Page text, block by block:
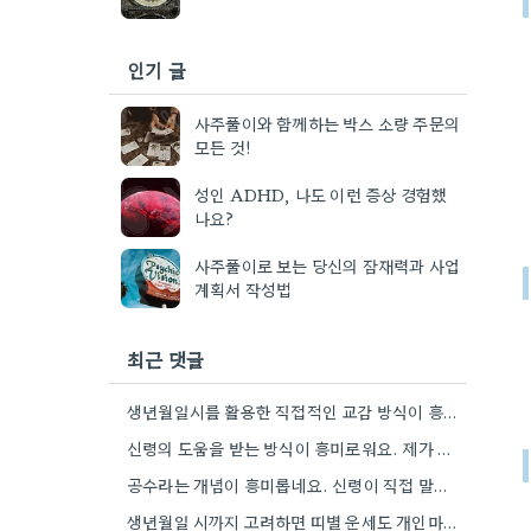
인기 글
사주풀이와 함께하는 박스 소량 주문의
모든 것!
성인 ADHD, 나도 이런 증상 경험했
나요?
사주풀이로 보는 당신의 잠재력과 사업
계획서 작성법
최근 댓글
생년월일시를 활용한 직접적인 교감 방식이 흥미로워요. 단순히 이론적 틀에 기대는 것보다, 개인의 상황에 맞춰 신령의…
신령의 도움을 받는 방식이 흥미로워요. 제가 개인적으로는 어떤 신령이 상담자의 상황에 맞춰 질문을 받아들이는지 궁금하네요.
공수라는 개념이 흥미롭네요. 신령이 직접 말하는 것처럼 느껴져서, 현대적인 AI 챗봇의 답변 방식과 연결해서 생각해…
생년월일 시까지 고려하면 띠별 운세도 개인마다 조금씩 다를 수 있네요. 특히 연말에 태어난 분들은 좀…